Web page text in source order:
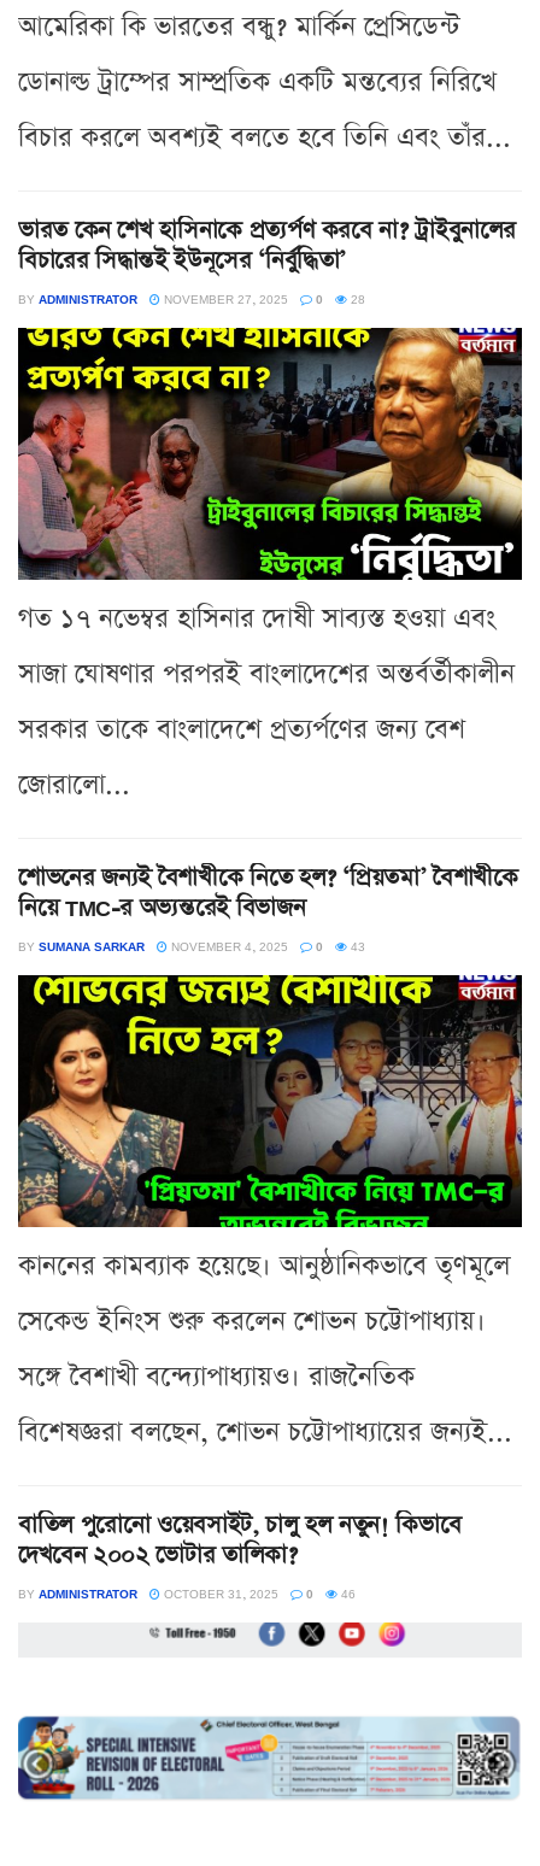
আমেরিকা কি ভারতের বন্ধু? মার্কিন প্রেসিডেন্ট
ডোনাল্ড ট্রাম্পের সাম্প্রতিক একটি মন্তব্যের নিরিখে
বিচার করলে অবশ্যই বলতে হবে তিনি এবং তাঁর...
ভারত কেন শেখ হাসিনাকে প্রত্যর্পণ করবে না? ট্রাইবুনালের
বিচারের সিদ্ধান্তই ইউনূসের ‘নির্বুদ্ধিতা’
BY ADMINISTRATOR NOVEMBER 27, 2025 0 28
গত ১৭ নভেম্বর হাসিনার দোষী সাব্যস্ত হওয়া এবং
সাজা ঘোষণার পরপরই বাংলাদেশের অন্তর্বর্তীকালীন
সরকার তাকে বাংলাদেশে প্রত্যর্পণের জন্য বেশ
জোরালো...
শোভনের জন্যই বৈশাখীকে নিতে হল? ‘প্রিয়তমা’ বৈশাখীকে
নিয়ে TMC-র অভ্যন্তরেই বিভাজন
BY SUMANA SARKAR NOVEMBER 4, 2025 0 43
কাননের কামব্যাক হয়েছে। আনুষ্ঠানিকভাবে তৃণমূলে
সেকেন্ড ইনিংস শুরু করলেন শোভন চট্টোপাধ্যায়।
সঙ্গে বৈশাখী বন্দ্যোপাধ্যায়ও। রাজনৈতিক
বিশেষজ্ঞরা বলছেন, শোভন চট্টোপাধ্যায়ের জন্যই...
বাতিল পুরোনো ওয়েবসাইট, চালু হল নতুন! কিভাবে
দেখবেন ২০০২ ভোটার তালিকা?
BY ADMINISTRATOR OCTOBER 31, 2025 0 46